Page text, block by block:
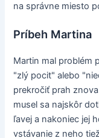
na správne miesto
Príbeh Martina
Martin mal problém
"zlý pocit" alebo
prekročiť prah
musel sa najskôr
ľavej a nakoniec jej
vstávanie z neho